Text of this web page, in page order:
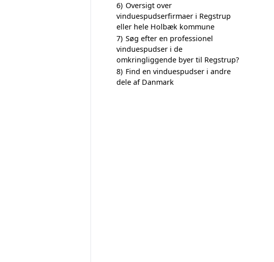
6) Oversigt over
vinduespudserfirmaer i Regstrup
eller hele Holbæk kommune
7) Søg efter en professionel
vinduespudser i de
omkringliggende byer til Regstrup?
8) Find en vinduespudser i andre
dele af Danmark